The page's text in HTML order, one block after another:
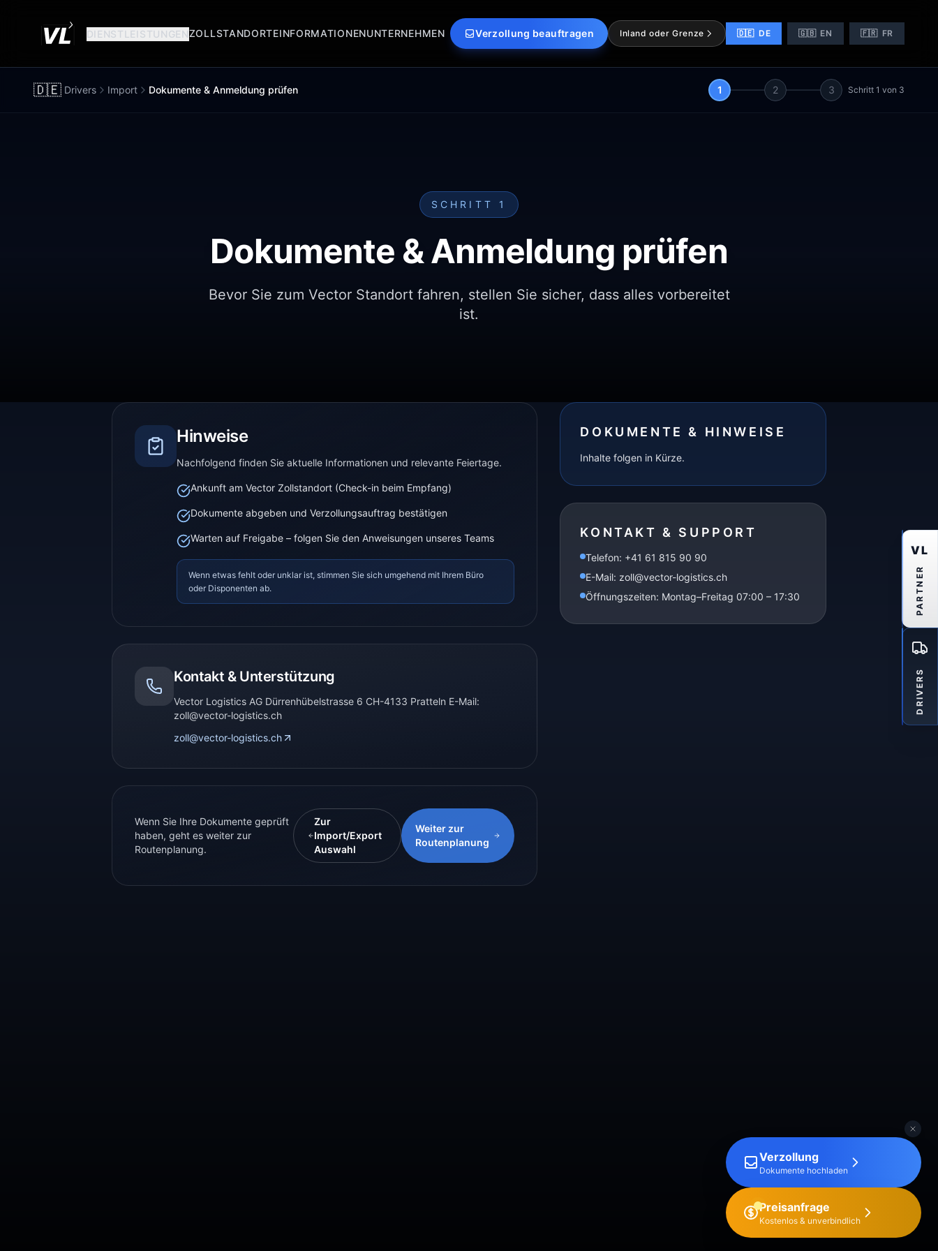
DIENSTLEISTUNGENZOLLSTANDORTEINFORMATIONENUNTERNEHMEN Verzollung beauftragen Inland oder Grenze 🇩🇪 DE 🇬🇧 EN 🇫🇷 FR
🇩🇪 Drivers Import Dokumente & Anmeldung prüfen 1 2 3 Schritt 1 von 3
SCHRITT 1
Dokumente & Anmeldung prüfen
Bevor Sie zum Vector Standort fahren, stellen Sie sicher, dass alles vorbereitet
ist.
Hinweise
Nachfolgend finden Sie aktuelle Informationen und relevante Feiertage.
Ankunft am Vector Zollstandort (Check-in beim Empfang)
Dokumente abgeben und Verzollungsauftrag bestätigen
Warten auf Freigabe – folgen Sie den Anweisungen unseres Teams
Wenn etwas fehlt oder unklar ist, stimmen Sie sich umgehend mit Ihrem Büro
oder Disponenten ab.
Kontakt & Unterstützung
Vector Logistics AG Dürrenhübelstrasse 6 CH-4133 Pratteln E-Mail:
zoll@vector-logistics.ch
zoll@vector-logistics.ch
Wenn Sie Ihre Dokumente geprüft
haben, geht es weiter zur
Routenplanung.
Zur
Import/Export
Auswahl
Weiter zur
Routenplanung
DOKUMENTE & HINWEISE
Inhalte folgen in Kürze.
KONTAKT & SUPPORT
Telefon: +41 61 815 90 90
E-Mail: zoll@vector-logistics.ch
Öffnungszeiten: Montag–Freitag 07:00 – 17:30
VL
PARTNER
DRIVERS
Verzollung
Dokumente hochladen
Preisanfrage
Kostenlos & unverbindlich